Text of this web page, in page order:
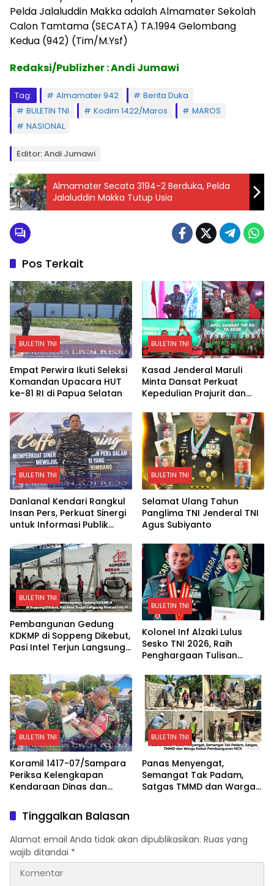
Pelda Jalaluddin Makka adalah Almamater Sekolah
Calon Tamtama (SECATA) TA.1994 Gelombang
Kedua (942) (Tim/M.Ysf)
Redaksi/Publizher : Andi Jumawi
Tag: Almamater 942
Berita Duka
BULETIN TNI
Kodim 1422/Maros
MAROS
NASIONAL
Editor: Andi Jumawi
Almamater Secata 3194-2 Berduka, Pelda
Jalaluddin Makka Tutup Usia
Pos Terkait
BULETIN TNI
Empat Perwira Ikuti Seleksi
Komandan Upacara HUT
ke-81 RI di Papua Selatan
BULETIN TNI
Kasad Jenderal Maruli
Minta Dansat Perkuat
Kepedulian Prajurit dan
Pemerintah
BULETIN TNI
Danlanal Kendari Rangkul
Insan Pers, Perkuat Sinergi
untuk Informasi Publik
BULETIN TNI
Selamat Ulang Tahun
Panglima TNI Jenderal TNI
Agus Subiyanto
BULETIN TNI
Pembangunan Gedung
KDKMP di Soppeng Dikebut,
Pasi Intel Terjun Langsung
BULETIN TNI
Kolonel Inf Alzaki Lulus
Sesko TNI 2026, Raih
Penghargaan Tulisan
Terbaik
BULETIN TNI
Koramil 1417-07/Sampara
Periksa Kelengkapan
Kendaraan Dinas dan
BULETIN TNI
Panas Menyengat,
Semangat Tak Padam,
Satgas TMMD dan Warga
Tinggalkan Balasan
Alamat email Anda tidak akan dipublikasikan. Ruas yang
wajib ditandai *